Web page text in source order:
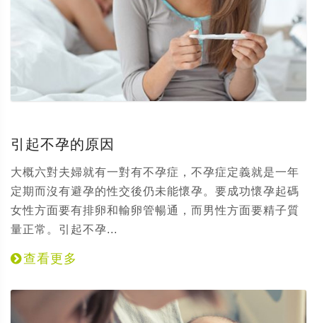
引起不孕的原因
大概六對夫婦就有一對有不孕症，不孕症定義就是一年
定期而沒有避孕的性交後仍未能懷孕。要成功懷孕起碼
女性方面要有排卵和輸卵管暢通，而男性方面要精子質
量正常。引起不孕...
查看更多